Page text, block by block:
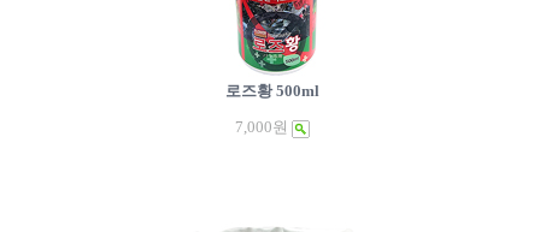
로즈황 500ml
7,000원